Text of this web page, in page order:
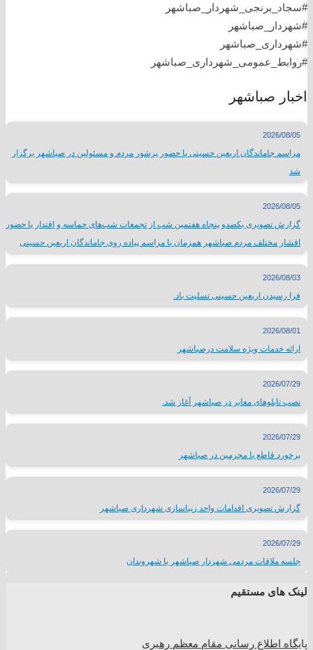
#سجاد_برنجی_شهردار_صباشهر
#شهردار_صباشهر
#شهرداری_صباشهر
#روابط_عمومی_شهرداری_صباشهر
اخبار صباشهر
2026/08/05
مراسم جاماندگان اربعین حسینی با حضور پرشور مردم و مسئولین در صباشهر برگزار
شد
2026/08/05
گزارش تصویری یکصدو پنجاه هفتمین شب از تجمعات شب‌های حماسه و اقتدار با حضور
اقشار مختلف مردم صباشهر همزمان با مراسم پیاده روی جاماندگان اربعین حسینی
2026/08/03
فرا رسیدن اربعین حسینی تسلیت باد.
2026/08/01
ارائه خدمات ویژه سلامت درصباشهر
2026/07/29
نصب تابلوهای معابر در صباشهر آغاز شد.
2026/07/29
برخورد قاطع با مجرمین در صباشهر
2026/07/29
گزارش تصویری اقدامات واحد زیباسازی شهرداری صباشهر
2026/07/29
جلسه ملاقات مردمی شهردار صباشهر با شهروندان
لینک های مستقیم
پایگاه اطلاع رسانی مقام معظم رهبری